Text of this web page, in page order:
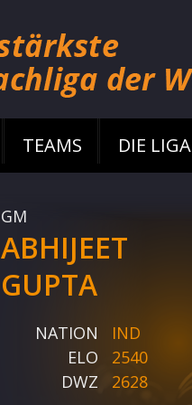
TEAMS DIE LIGA
GM
ABHIJEET
GUPTA
NATION
IND
ELO
2540
DWZ
2628